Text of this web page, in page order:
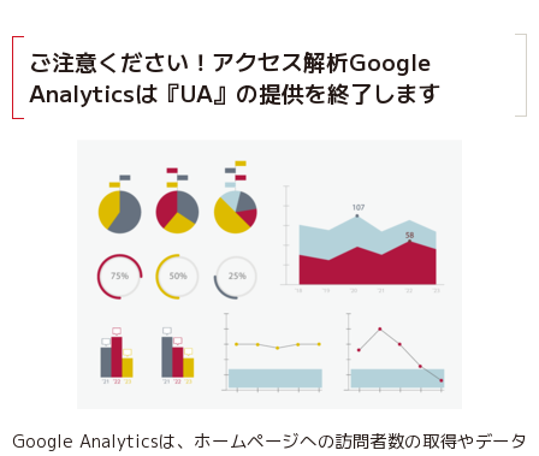
ご注意ください！アクセス解析Google
Analyticsは『UA』の提供を終了します
Google Analyticsは、ホームページへの訪問者数の取得やデータ